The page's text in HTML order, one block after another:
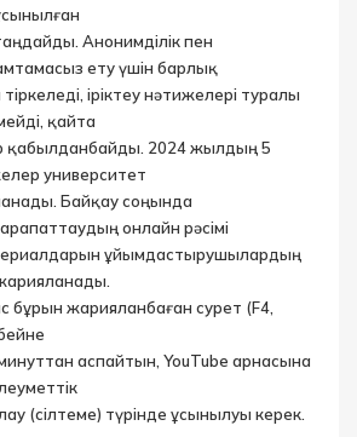
Анонимділік пен
ету үшін барлық
іріктеу нәтижелері туралы
қайта
қабылданбайды. 2024 жылдың 5
университет
Байқау соңында
онлайн рәсімі
ұйымдастырушылардың
бұрын жарияланбаған сурет (F4,
аспайтын, YouTube арнасына
(сілтеме) түрінде ұсынылуы керек.